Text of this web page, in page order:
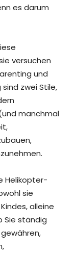
es darum
versuchen
und
zwei Stile,
manchmal
Helikopter-
sie
alleine
Sie ständig